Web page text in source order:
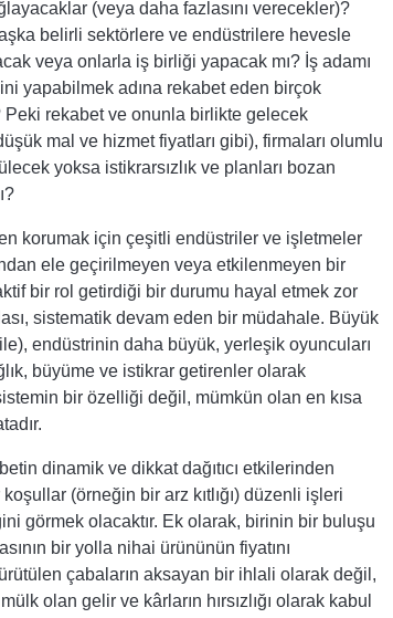
(veya daha fazlasını verecekler)?
belirli sektörlere ve endüstrilere hevesle
veya onlarla iş birliği yapacak mı? İş adamı
yapabilmek adına rekabet eden birçok
rekabet ve onunla birlikte gelecek
mal ve hizmet fiyatları gibi), firmaları olumlu
yoksa istikrarsızlık ve planları bozan
korumak için çeşitli endüstriler ve işletmeler
ele geçirilmeyen veya etkilenmeyen bir
bir rol getirdiği bir durumu hayal etmek zor
sistematik devam eden bir müdahale. Büyük
endüstrinin daha büyük, yerleşik oyuncuları
büyüme ve istikrar getirenler olarak
bir özelliği değil, mümkün olan en kısa
dinamik ve dikkat dağıtıcı etkilerinden
(örneğin bir arz kıtlığı) düzenli işleri
görmek olacaktır. Ek olarak, birinin bir buluşu
bir yolla nihai ürününün fiyatını
çabaların aksayan bir ihlali olarak değil,
olan gelir ve kârların hırsızlığı olarak kabul